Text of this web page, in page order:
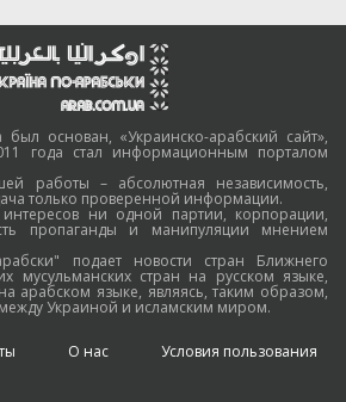
был основан, «Украинско-арабский сайт»,
года стал информационным порталом
работы – абсолютная независимость,
только проверенной информации.
ни одной партии, корпорации,
пропаганды и манипуляции мнением
подает новости стран Ближнего
мусульманских стран на русском языке,
арабском языке, являясь, таким образом,
Украиной и исламским миром.
О нас Условия пользования